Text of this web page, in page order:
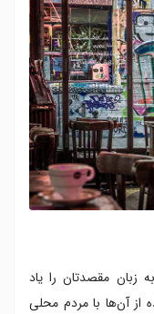
زبان مقصدتان را یاد
از آن‌ها با مردم محلی